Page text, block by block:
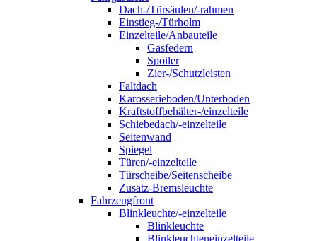
Dach-/Türsäulen/-rahmen
Einstieg-/Türholm
Einzelteile/Anbauteile
Gasfedern
Spoiler
Zier-/Schutzleisten
Faltdach
Karosserieboden/Unterboden
Kraftstoffbehälter-/einzelteile
Schiebedach/-einzelteile
Seitenwand
Spiegel
Türen/-einzelteile
Türscheibe/Seitenscheibe
Zusatz-Bremsleuchte
Fahrzeugfront
Blinkleuchte/-einzelteile
Blinkleuchte
Blinkleuchteneinzelteile